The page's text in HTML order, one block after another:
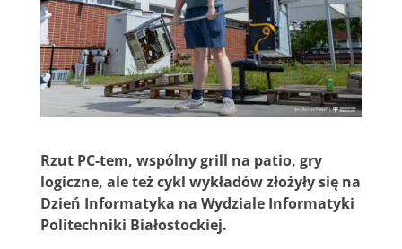
Rzut PC-tem, wspólny grill na patio, gry
logiczne, ale też cykl wykładów złożyły się na
Dzień Informatyka na Wydziale Informatyki
Politechniki Białostockiej.